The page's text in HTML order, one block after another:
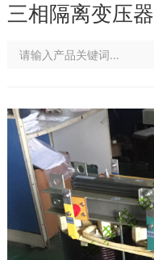
三相隔离变压器